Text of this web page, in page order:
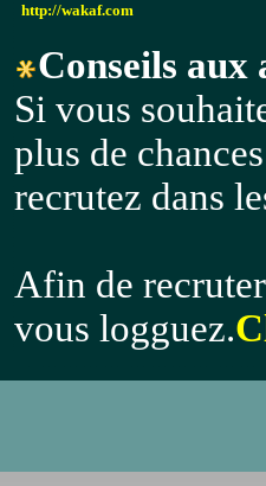
http://wakaf.com
Conseils
Si vous
plus de
recrutez dans
Afin de
vous logguez.